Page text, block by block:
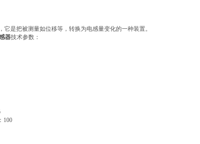
是把被测量如位移等，转换为电感量变化的一种装置。
器技术参数：
100